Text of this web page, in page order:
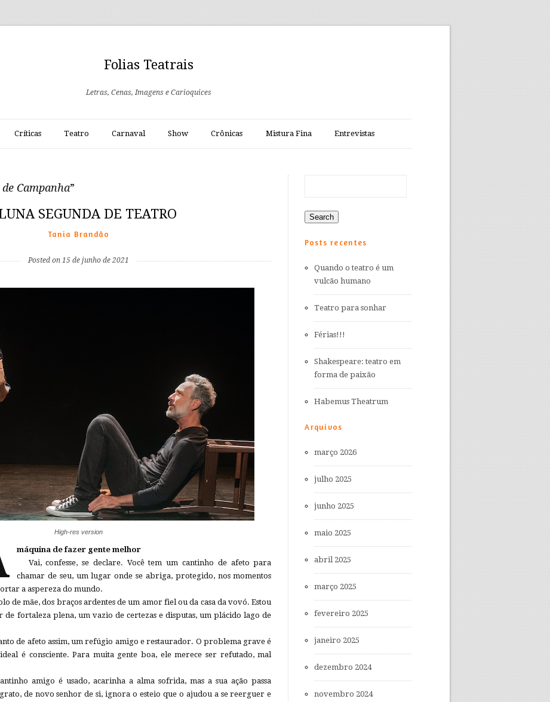
Folias Teatrais
Letras, Cenas, Imagens e Carioquices
Críticas Teatro Carnaval Show Crônicas Mistura Fina Entrevistas
Campanha”
SEGUNDA DE TEATRO
Tania Brandão
Posted on 15 de junho de 2021
High-res version
máquina de fazer gente melhor
Vai, confesse, se declare. Você tem um cantinho de afeto para
chamar de seu, um lugar onde se abriga, protegido, nos momentos
a aspereza do mundo.
de mãe, dos braços ardentes de um amor fiel ou da casa da vovó. Estou
fortaleza plena, um vazio de certezas e disputas, um plácido lago de
de afeto assim, um refúgio amigo e restaurador. O problema grave é
é consciente. Para muita gente boa, ele merece ser refutado, mal
amigo é usado, acarinha a alma sofrida, mas a sua ação passa
de novo senhor de si, ignora o esteio que o ajudou a se reerguer e
Posts recentes
Quando o teatro é um
vulcão humano
Teatro para sonhar
Férias!!!
Shakespeare: teatro em
forma de paixão
Habemus Theatrum
Arquivos
março 2026
julho 2025
junho 2025
maio 2025
abril 2025
março 2025
fevereiro 2025
janeiro 2025
dezembro 2024
novembro 2024